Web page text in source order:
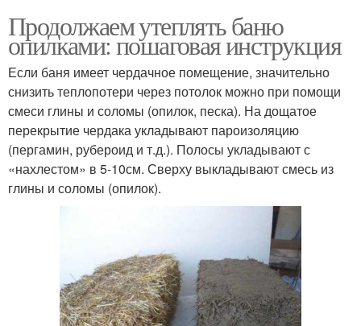
Продолжаем утеплять баню
опилками: пошаговая инструкция
Если баня имеет чердачное помещение, значительно
снизить теплопотери через потолок можно при помощи
смеси глины и соломы (опилок, песка). На дощатое
перекрытие чердака укладывают пароизоляцию
(пергамин, рубероид и т.д.). Полосы укладывают с
«нахлестом» в 5-10см. Сверху выкладывают смесь из
глины и соломы (опилок).